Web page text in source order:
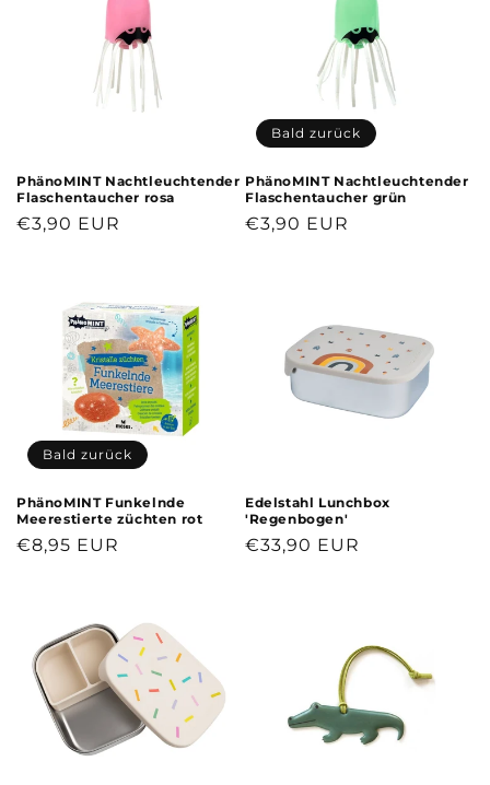
PhänoMINT Nachtleuchtender
Flaschentaucher rosa
Normaler
€3,90 EUR
Bald zurück
PhänoMINT Nachtleuchtender
Flaschentaucher grün
Normaler
€3,90 EUR
Bald zurück
PhänoMINT Funkelnde
Meerestierte züchten rot
Normaler
€8,95 EUR
Edelstahl Lunchbox
'Regenbogen'
Normaler
€33,90 EUR